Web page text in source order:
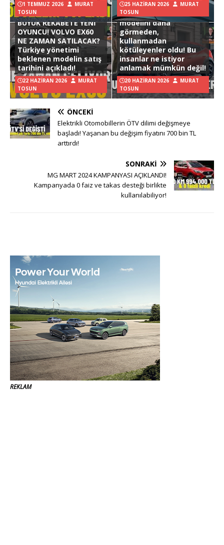
1 TEMMUZ 2026
MURAT
TOSUN
25 HAZIRAN 2026
MURAT
TOSUN
BÜYÜK REKABETE YENİ
OYUNCU! VOLVO EX60
NE ZAMAN SATILACAK?
Türkiye yönetimi
beklenen modelin satış
tarihini açıkladı!
22 HAZIRAN 2026
MURAT
TOSUN
Hyundai Ioniq 3
modelini daha
görmeden,
kullanmadan
kötüleyenler oldu! Bu
insanlar ne istiyor
anlamak mümkün değil!
20 HAZIRAN 2026
MURAT
TOSUN
ÖNCEKI
Elektrikli Otomobillerin ÖTV dilimi değişmeye
başladı! Yaşanan bu değişim fiyatını 700 bin TL
arttırdı!
SONRAKI
MG MART 2024 KAMPANYASI AÇIKLANDI!
Kampanyada 0 faiz ve takas desteği birlikte
kullanılabiliyor!
REKLAM